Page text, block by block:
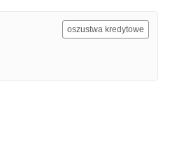
oszustwa kredytowe